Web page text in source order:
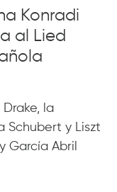
Konradi
al Lied
la
Schubert y Liszt
García Abril